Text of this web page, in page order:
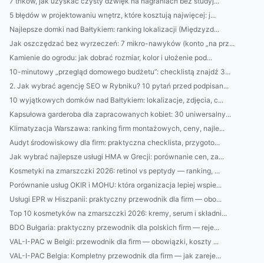
5 błędów w projektowaniu wnętrz, które kosztują najwięcej: j...
Najlepsze domki nad Bałtykiem: ranking lokalizacji (Międzyzd...
Jak oszczędzać bez wyrzeczeń: 7 mikro-nawyków (konto „na prz...
Kamienie do ogrodu: jak dobrać rozmiar, kolor i ułożenie pod...
10-minutowy „przegląd domowego budżetu”: checklistą znajdź 3...
2. Jak wybrać agencję SEO w Rybniku? 10 pytań przed podpisan...
10 wyjątkowych domków nad Bałtykiem: lokalizacje, zdjęcia, c...
Kapsułowa garderoba dla zapracowanych kobiet: 30 uniwersalny...
Klimatyzacja Warszawa: ranking firm montażowych, ceny, najle...
Audyt środowiskowy dla firm: praktyczna checklista, przygoto...
Jak wybrać najlepsze usługi HMA w Grecji: porównanie cen, za...
Kosmetyki na zmarszczki 2026: retinol vs peptydy — ranking, ...
Porównanie usług OKIR i MOHU: która organizacja lepiej wspie...
Usługi EPR w Hiszpanii: praktyczny przewodnik dla firm — obo...
Top 10 kosmetyków na zmarszczki 2026: kremy, serum i składni...
BDO Bułgaria: praktyczny przewodnik dla polskich firm — reje...
VAL-I-PAC w Belgii: przewodnik dla firm — obowiązki, koszty ...
VAL-I-PAC Belgia: Kompletny przewodnik dla firm — jak zareje...